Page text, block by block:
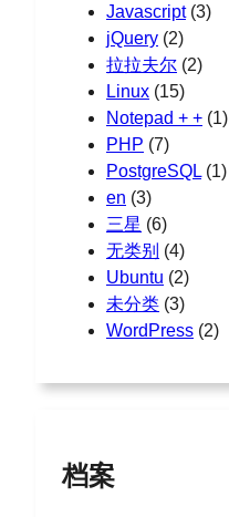
Javascript(3)
jQuery (2)
拉拉夫尔 (2)
Linux (15)
Notepad + + (1)
PHP (7)
PostgreSQL (1)
en (3)
三星 (6)
无类别 (4)
Ubuntu (2)
未分类 (3)
WordPress (2)
档案